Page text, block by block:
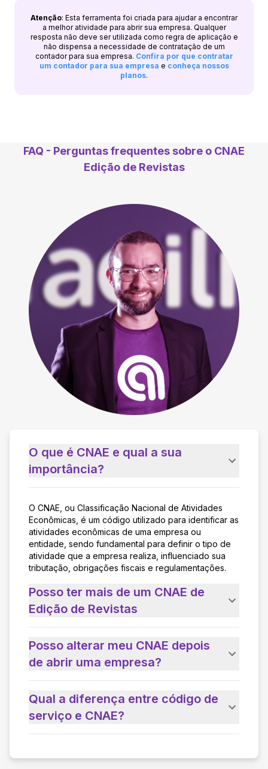
Atenção: Esta ferramenta foi criada para ajudar a encontrar
a melhor atividade para abrir sua empresa. Qualquer
resposta não deve ser utilizada como regra de aplicação e
não dispensa a necessidade de contratação de um
contador para sua empresa. Confira por que contratar
um contador para sua empresa e conheça nossos
planos.
FAQ - Perguntas frequentes sobre o CNAE
Edição de Revistas
O que é CNAE e qual a sua
importância?
O CNAE, ou Classificação Nacional de Atividades
Econômicas, é um código utilizado para identificar as
atividades econômicas de uma empresa ou
entidade, sendo fundamental para definir o tipo de
atividade que a empresa realiza, influenciado sua
tributação, obrigações fiscais e regulamentações.
Posso ter mais de um CNAE de
Edição de Revistas
Posso alterar meu CNAE depois
de abrir uma empresa?
Qual a diferença entre código de
serviço e CNAE?